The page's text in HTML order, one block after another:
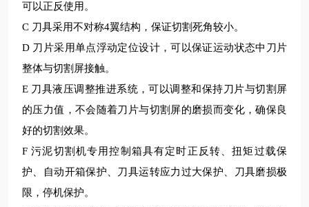
可以正反使用。
C 刀具采用不对称4翼结构，保证切割死角较小。
D 刀片采用单点浮动定位设计，可以保证运动状态中刀片
整体与切割屏接触。
E 刀具液压调整推进系统，可以调整和保持刀片与切割屏
的压力值，不会随着刀片与切割屏的磨损而变化，确保良
好的切割效果。
F 污泥切割机专用控制箱具有定时正反转、扭矩过载保
护、自动开箱保护、刀具运转应力过大保护、刀具磨损极
限，停机保护。